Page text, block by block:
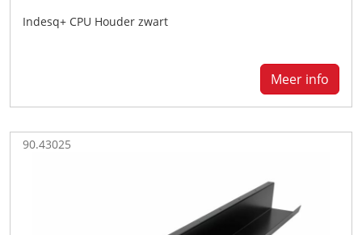
Indesq+ CPU Houder zwart
Meer info
90.43025